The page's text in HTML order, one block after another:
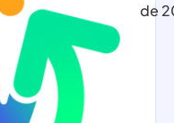
de